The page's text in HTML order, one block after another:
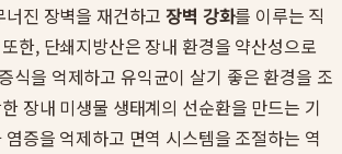
너진 장벽을 재건하고장벽 강화를 이루는 직
한, 단쇄지방산은 장내 환경을 약산성으로
식을 억제하고 유익균이 살기 좋은 환경을 조
장내 미생물 생태계의 선순환을 만드는 기
증을 억제하고 면역 시스템을 조절하는 역